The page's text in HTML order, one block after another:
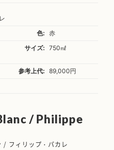
色:
赤
サイズ: 750㎖
参考上代:
89,000円
/ Philippe
/ フィリップ・パカレ